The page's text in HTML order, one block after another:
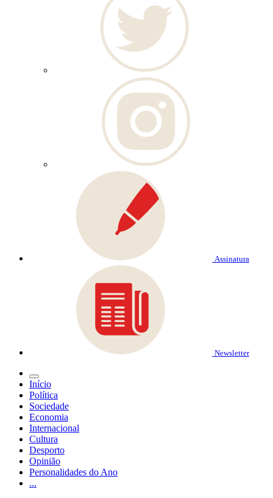
Assinatura
Newsletter
Início
Política
Sociedade
Economia
Internacional
Cultura
Desporto
Opinião
Personalidades do Ano
...